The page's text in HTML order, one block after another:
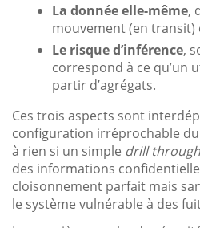
La donnée elle-même,
mouvement (en transit)
Le risque d’inférence,
correspond à ce qu’un
partir d’agrégats.
Ces trois aspects sont
configuration irréprochable
à rien si un simple drill through
des informations
cloisonnement parfait mais
le système vulnérable à des